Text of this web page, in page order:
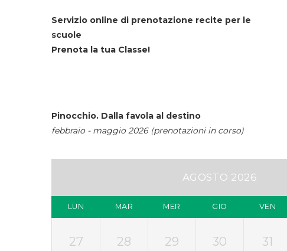
Servizio online di prenotazione recite per le
scuole
Prenota la tua Classe!
Pinocchio. Dalla favola al destino
febbraio - maggio 2026 (prenotazioni in corso)
AGOSTO 2026
LUN MAR MER GIO VEN
27 28 29 30 31